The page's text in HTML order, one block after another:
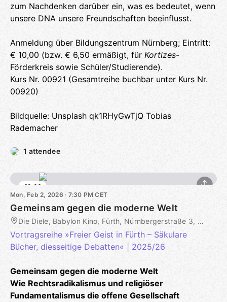
zum Nachdenken darüber ein, was es bedeutet, wenn
unsere DNA unsere Freundschaften beeinflusst.
Anmeldung über Bildungszentrum Nürnberg; Eintritt:
€ 10,00 (bzw. € 6,50 ermäßigt, für Kortizes-
Förderkreis sowie Schüler/Studierende).
Kurs Nr. 00921 (Gesamtreihe buchbar unter Kurs Nr.
00920)
Bildquelle: Unsplash qk1RHyGwTjQ Tobias
Rademacher
1 attendee
€9.00
Mon, Feb 2, 2026 · 7:30 PM CET
Gemeinsam gegen die moderne Welt
Die Diele, Babylon Kino, Fürth, Nürnbergerstraße 3, Fürth, DE
Vortragsreihe »Freier Geist in Fürth – Säkulare
Bücher, diesseitige Debatten« | 2025/26
Gemeinsam gegen die moderne Welt
Wie Rechtsradikalismus und religiöser
Fundamentalismus die offene Gesellschaft